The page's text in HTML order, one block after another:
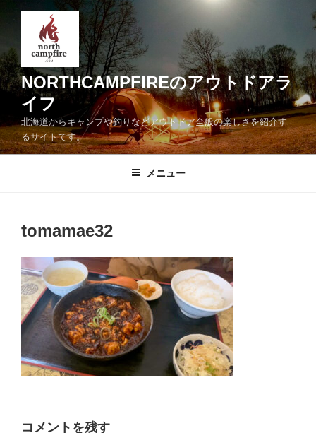
ン
ツ
へ
キ
ッ
NORTHCAMPFIREのアウトドアラ
イフ
北海道からキャンプや釣りなどアウトドア全般の楽しさを紹介す
るサイトです。
メニュー
tomamae32
コメントを残す